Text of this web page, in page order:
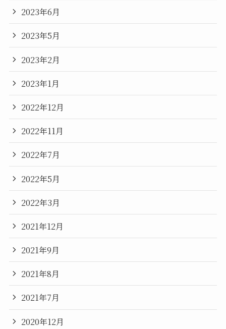
2023年6月
2023年5月
2023年2月
2023年1月
2022年12月
2022年11月
2022年7月
2022年5月
2022年3月
2021年12月
2021年9月
2021年8月
2021年7月
2020年12月